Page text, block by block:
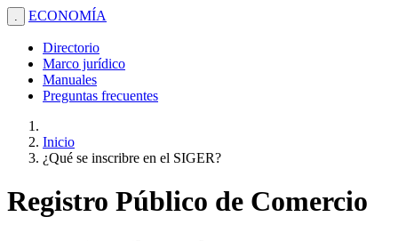
. ECONOMÍA
Directorio
Marco jurídico
Manuales
Preguntas frecuentes
Inicio
¿Qué se inscribre en el SIGER?
Registro Público de Comercio